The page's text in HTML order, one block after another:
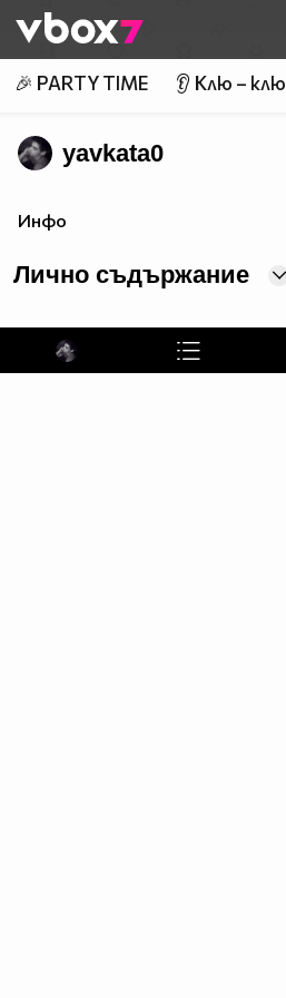
👾
🎉 PARTY TIME 👂 Клю – клю
yavkata0
Инфо
Лично съдържание